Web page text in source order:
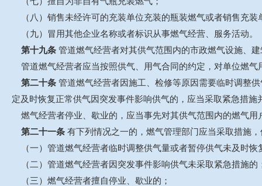
（八）销售未经许可的充装单位充装的瓶装燃气或者销售充装
（九）冒用其他企业名称或者标识从事燃气经营、服务活动。
第十九条 管道燃气经营者对其供气范围内的市政燃气设施、
管道燃气经营者应当按照供气、用气合同的约定，对单位燃气
第二十条 管道燃气经营者因施工、检修等原因需要临时调整
定及时恢复正常供气因突发事件影响供气的，应当采取紧急措施
燃气经营者停业、歇业的，应当事先对其供气范围内的燃气
第二十一条 有下列情况之一的，燃气管理部门应当采取措施
（一）管道燃气经营者临时调整供气量或者暂停供气未及时恢
（二）管道燃气经营者因突发事件影响供气未采取紧急措施的
（三）燃气经营者擅自停业、歇业的；